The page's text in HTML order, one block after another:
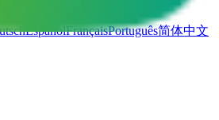
EspañolFrançaisPortuguês简体中文